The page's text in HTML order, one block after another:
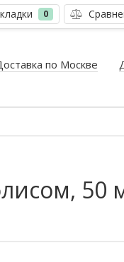
0
по Москве
50